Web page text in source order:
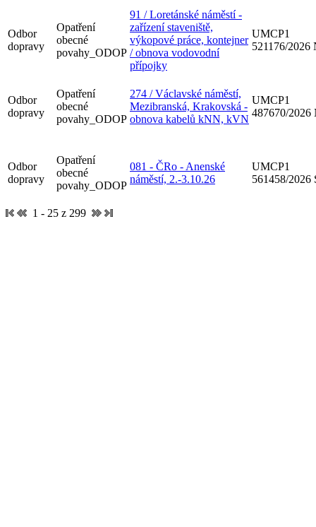
Odbor
dopravy
Opatření
obecné
povahy_ODOP
91 / Loretánské náměstí -
zařízení staveniště,
výkopové práce, kontejner
/ obnova vodovodní
přípojky
UMCP1
521176/2026
Odbor
dopravy
Opatření
obecné
povahy_ODOP
274 / Václavské náměstí,
Mezibranská, Krakovská -
obnova kabelů kNN, kVN
UMCP1
487670/2026
Odbor
dopravy
Opatření
obecné
povahy_ODOP
081 - ČRo - Anenské
náměstí, 2.-3.10.26
UMCP1
561458/2026
1 - 25 z 299